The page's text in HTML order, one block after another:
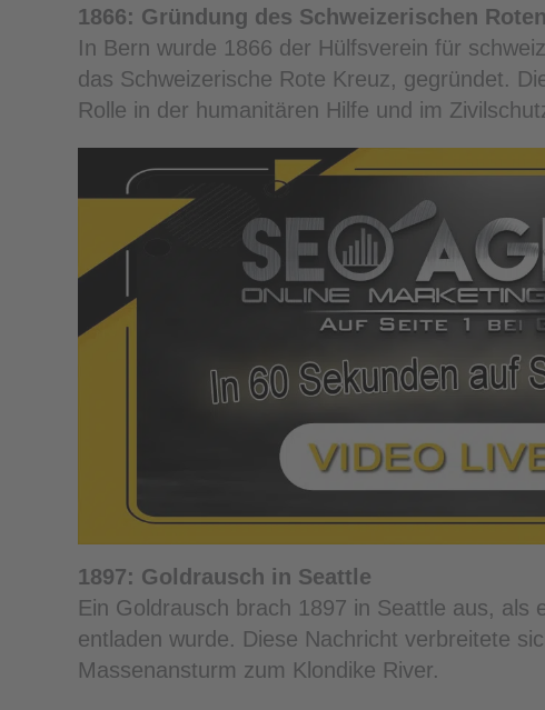
1866: Gründung des Schweizerischen
In Bern wurde 1866 der Hülfsverein für
das Schweizerische Rote Kreuz, gegründet.
Rolle in der humanitären Hilfe und im
1897: Goldrausch in Seattle
Ein Goldrausch brach 1897 in Seattle aus, als
entladen wurde. Diese Nachricht verbreitete
Massenansturm zum Klondike River.